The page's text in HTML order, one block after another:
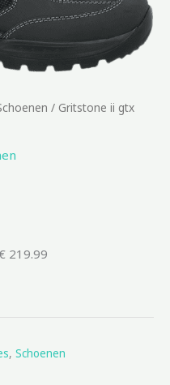
/ Gritstone ii gtx
219.99
, Schoenen